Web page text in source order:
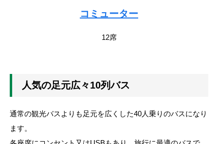
コミューター
12席
人気の足元広々10列バス
通常の観光バスよりも足元を広くした40人乗りのバスになり
ます。